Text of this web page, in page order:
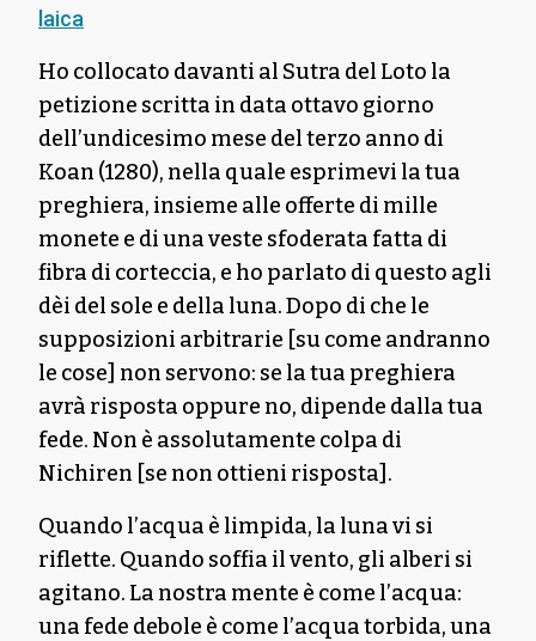
laica
Ho collocato davanti al Sutra del Loto la
petizione scritta in data ottavo giorno
dell’undicesimo mese del terzo anno di
Koan (1280), nella quale esprimevi la tua
preghiera, insieme alle offerte di mille
monete e di una veste sfoderata fatta di
fibra di corteccia, e ho parlato di questo agli
dèi del sole e della luna. Dopo di che le
supposizioni arbitrarie [su come andranno
le cose] non servono: se la tua preghiera
avrà risposta oppure no, dipende dalla tua
fede. Non è assolutamente colpa di
Nichiren [se non ottieni risposta].
Quando l’acqua è limpida, la luna vi si
riflette. Quando soffia il vento, gli alberi si
agitano. La nostra mente è come l’acqua:
una fede debole è come l’acqua torbida, una